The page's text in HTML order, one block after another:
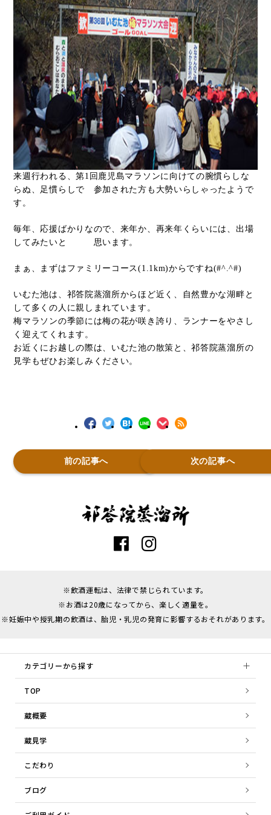
来週行われる、第1回鹿児島マラソンに向けての腕慣らしな
らぬ、足慣らしで 参加された方も大勢いらしゃったようで
す。
毎年、応援ばかりなので、来年か、再来年くらいには、出場
してみたいと 思います。
まぁ、まずはファミリーコース(1.1km)からですね(#^.^#)
いむた池は、祁答院蒸溜所からほど近く、自然豊かな湖畔と
して多くの人に親しまれています。
梅マラソンの季節には梅の花が咲き誇り、ランナーをやさし
く迎えてくれます。
お近くにお越しの際は、いむた池の散策と、祁答院蒸溜所の
見学もぜひお楽しみください。
前の記事へ 次の記事へ
※飲酒運転は、法律で禁じられています。
※お酒は20歳になってから、楽しく適量を。
※妊娠中や授乳期の飲酒は、胎児・乳児の発育に影響するおそれがあります。
カテゴリーから探す
TOP
蔵概要
蔵見学
こだわり
ブログ